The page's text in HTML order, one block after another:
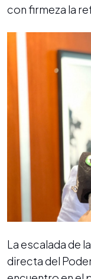
con firmeza la
La escalada de
directa del